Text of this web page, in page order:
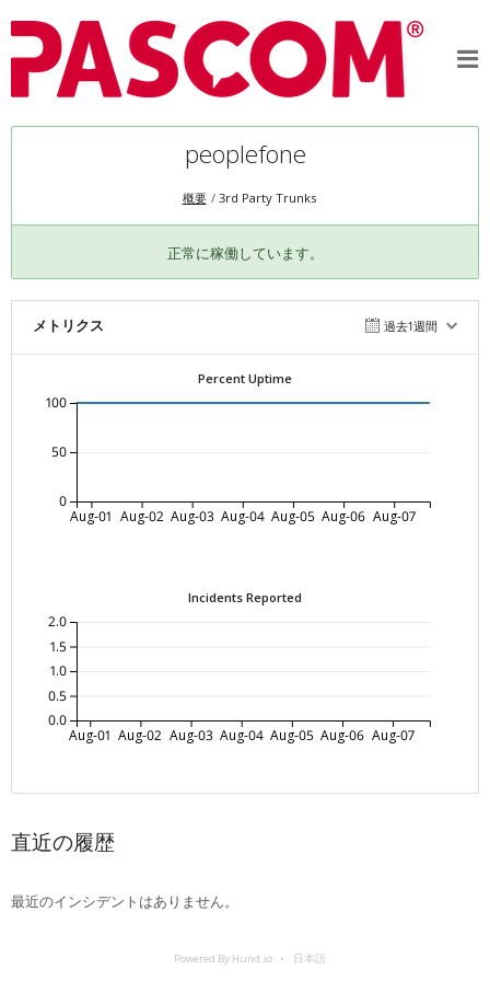
peoplefone
概要 3rd Party Trunks
正常に稼働しています。
メトリクス 過去1週間
Percent Uptime
Aug-01 Aug-02 Aug-03 Aug-04 Aug-05 Aug-06 Aug-07
0
50
100
Incidents Reported
Aug-01 Aug-02 Aug-03 Aug-04 Aug-05 Aug-06 Aug-07
0.0
0.5
1.0
1.5
2.0
直近の履歴
最近のインシデントはありません。
Powered By Hund.io 日本語